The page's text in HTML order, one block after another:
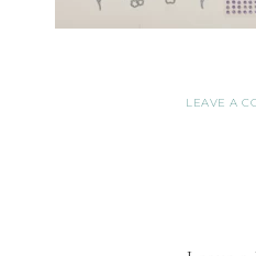
LEAVE A